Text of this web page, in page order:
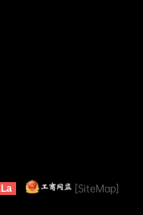
[SiteMap]